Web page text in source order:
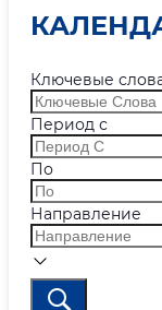
Ключевые
Период с
По
Направление